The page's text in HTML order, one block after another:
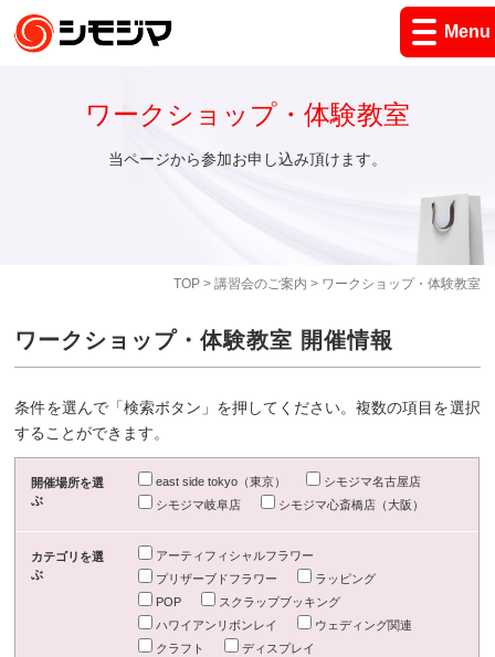
Menu
TOP> 講習会のご案内 > ワークショップ・体験教室
ワークショップ・体験教室
当ページから参加お申し込み頂けます。
ワークショップ・体験教室 開催情報
条件を選んで「検索ボタン」を押してください。複数の項目を選択
することができます。
開催場所を選
ぶ
east side tokyo（東京）
シモジマ名古屋店
シモジマ岐阜店
シモジマ心斎橋店（大阪）
カテゴリを選
ぶ
アーティフィシャルフラワー
プリザーブドフラワー
ラッピング
POP
スクラップブッキング
ハワイアンリボンレイ
ウェディング関連
クラフト
ディスプレイ